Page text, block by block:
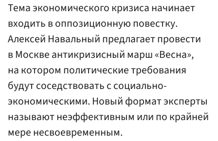
Тема экономического кризиса начинает
входить в оппозиционную повестку.
Алексей Навальный предлагает провести
в Москве антикризисный марш «Весна»,
на котором политические требования
будут соседствовать с социально-
экономическими. Новый формат эксперты
называют неэффективным или по крайней
мере несвоевременным.